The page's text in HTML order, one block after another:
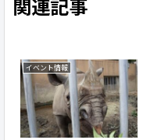
関連記事
イベント情報